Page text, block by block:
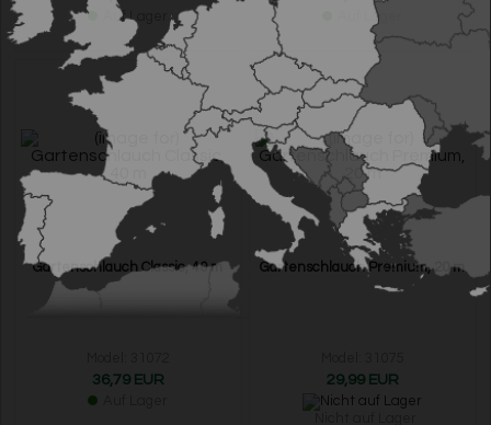
Auf Lager Auf Lager
Gartenschlauch Classic, 40 m
36,79 EUR
Gartenschlauch Premium, 20 m
29,99 EUR